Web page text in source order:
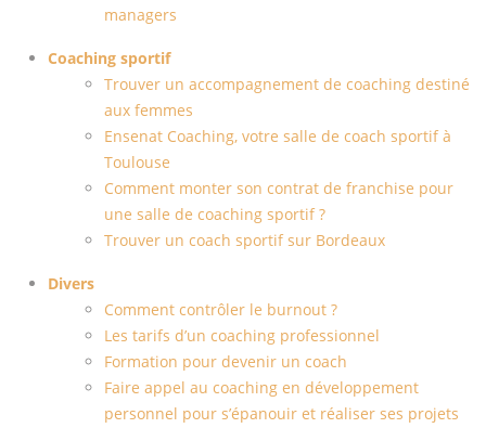
managers
Coaching sportif
Trouver un accompagnement de coaching destiné
aux femmes
Ensenat Coaching, votre salle de coach sportif à
Toulouse
Comment monter son contrat de franchise pour
une salle de coaching sportif ?
Trouver un coach sportif sur Bordeaux
Divers
Comment contrôler le burnout ?
Les tarifs d’un coaching professionnel
Formation pour devenir un coach
Faire appel au coaching en développement
personnel pour s’épanouir et réaliser ses projets